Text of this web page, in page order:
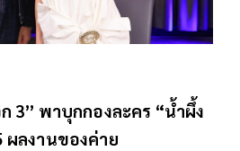
3” พาบุกกองละคร “น้ำผึ้ง
ผลงานของค่าย